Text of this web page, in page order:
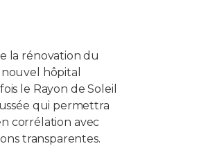
la rénovation du
hôpital
le Rayon de Soleil
qui permettra
corrélation avec
transparentes.